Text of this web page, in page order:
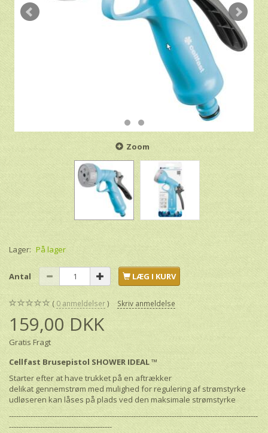
Zoom
Lager: På lager
Antal LÆG I KURV
0 anmeldelser Skriv anmeldelse
159,00 DKK
Gratis Fragt
Cellfast Brusepistol SHOWER IDEAL ™
Starter efter at have trukket på en aftrækker
delikat gennemstrøm med mulighed for regulering af strømstyrke
udløseren kan låses på plads ved den maksimale strømstyrke
--------------------------------------------------------------------------------------------------------
-------------------------------------------